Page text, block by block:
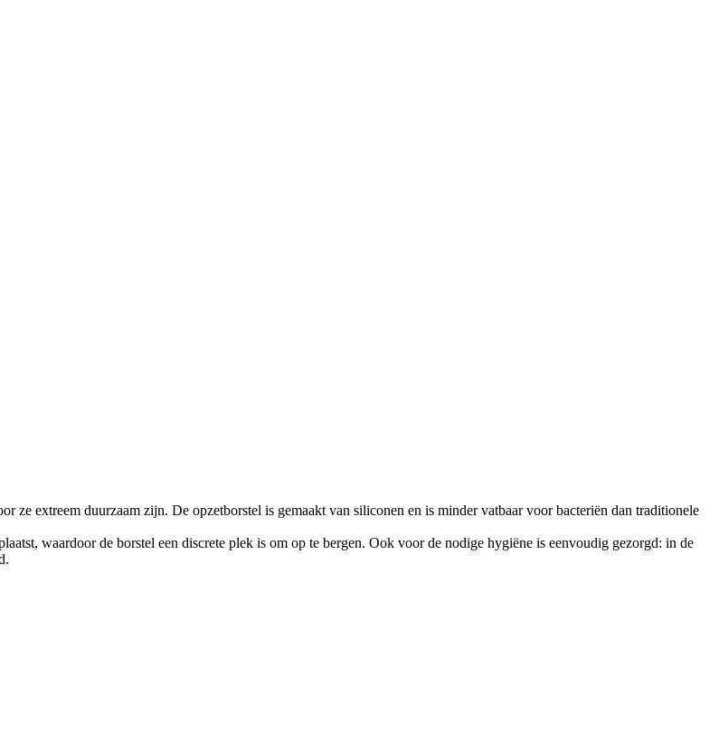
ze extreem duurzaam zijn. De opzetborstel is gemaakt van siliconen en is minder vatbaar voor bacteriën dan traditionele
waardoor de borstel een discrete plek is om op te bergen. Ook voor de nodige hygiëne is eenvoudig gezorgd: in de